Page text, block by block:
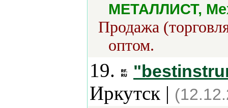
МЕТАЛЛИСТ,
Продажа
оптом.
19.
Иркутск |